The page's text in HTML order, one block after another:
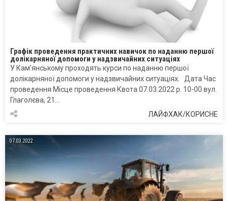
Графік проведення практичних навичок по наданню першої
долікарняної допомоги у надзвичайних ситуаціях
У Кам’янському проходять курси по наданню першої
долікарняної допомоги у надзвичайних ситуаціях. Дата Час
проведення Місце проведення Квота 07.03.2022 р. 10-00 вул.
Глаголєва, 21…
ЛАЙФХАК/КОРИСНЕ
07.03.2022